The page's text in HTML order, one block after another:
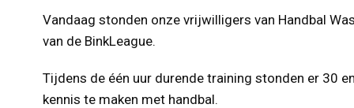
Vandaag stonden onze vrijwilligers van Handbal
van de BinkLeague.
Tijdens de één uur durende training stonden er 30
kennis te maken met handbal.